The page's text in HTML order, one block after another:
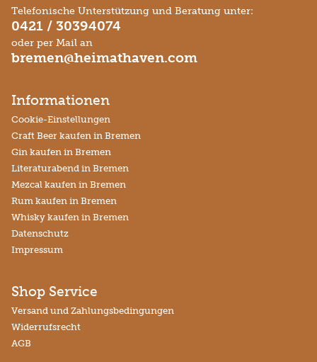
Telefonische Unterstützung und Beratung unter:
0421 / 30394074
oder per Mail an
bremen@heimathaven.com
Informationen
Cookie-Einstellungen
Craft Beer kaufen in Bremen
Gin kaufen in Bremen
Literaturabend in Bremen
Mezcal kaufen in Bremen
Rum kaufen in Bremen
Whisky kaufen in Bremen
Datenschutz
Impressum
Shop Service
Versand und Zahlungsbedingungen
Widerrufsrecht
AGB